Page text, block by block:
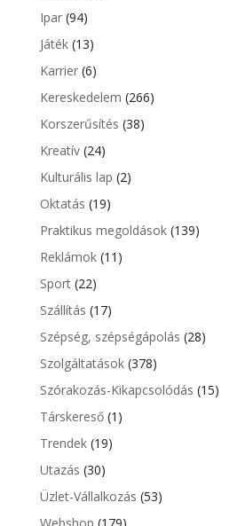
Ipar(94)
Játék(13)
Karrier(6)
Kereskedelem (266)
Korszerűsítés (38)
Kreatív(24)
Kulturális lap (2)
Oktatás (19)
Praktikus megoldások(139)
Reklámok(11)
Sport(22)
Szállítás (17)
Szépség, szépségápolás (28)
Szolgáltatások(378)
Szórakozás-Kikapcsolódás (15)
Társkereső(1)
Trendek(19)
Utazás (30)
Üzlet-Vállalkozás (53)
Webshop (179)